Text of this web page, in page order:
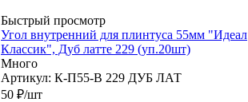
Быстрый просмотр
Угол внутренний для плинтуса 55мм "Идеал
Классик", Дуб латте 229 (уп.20шт)
Много
Артикул: К-П55-В 229 ДУБ ЛАТ
50 ₽/шт